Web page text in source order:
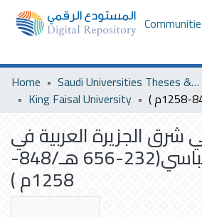
Home
Saudi Universities Theses & Dissertations
King Faisal University
شرق الجزيرة العربية في
العصر العباسي(232-656 هـ/848-
1258م )